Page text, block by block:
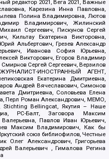
редактор 2021, Вега 2021, Важные
Карезина Инна Павловна,
Полина Владимировна, Лютов
Владимирович, Жилинский
Сергеевич, Пискунов Сергей
Кильтау Екатерина Викторовна,
Альбертович, Грезев Александр
Иванова София Юрьевна,
Викторович, Егоров Владимир
Сергей Сергеевич, Верзилов
ИНОСТРАННЫЙ АГЕНТ,
Екатерина Дмитриевна,
Андрей Вячеславович, Симонов
Дмитриевна, Соловьева Елена
Перл Роман Александрович, МЕМО,
Stichting Bellingcat, Якутия – Наше
РС-Балт, Заговора Максим
Павлов Иван Юрьевич,
Максим Владимирович, Как бы
союз библиофилов, Честные
Олег Александрович, Григорьева
Валерьевич , Гималова Регина